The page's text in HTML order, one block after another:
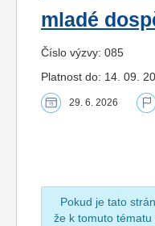
mladé
Číslo výzvy: 085
Platnost do: 14. 09.
29. 6. 2026
Pokud je tato
že k tomuto